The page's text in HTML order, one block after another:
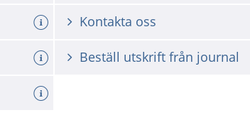
Kontakta oss
Beställ utskrift från journal